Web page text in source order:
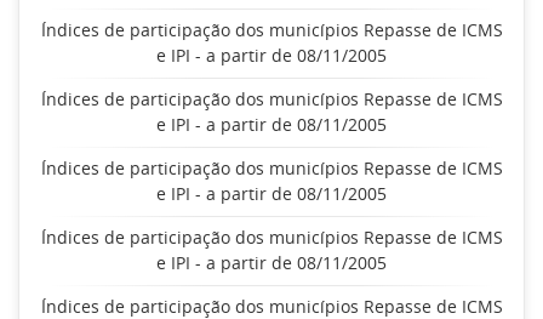
Índices de participação dos municípios Repasse de ICMS
e IPI - a partir de 08/11/2005
Índices de participação dos municípios Repasse de ICMS
e IPI - a partir de 08/11/2005
Índices de participação dos municípios Repasse de ICMS
e IPI - a partir de 08/11/2005
Índices de participação dos municípios Repasse de ICMS
e IPI - a partir de 08/11/2005
Índices de participação dos municípios Repasse de ICMS